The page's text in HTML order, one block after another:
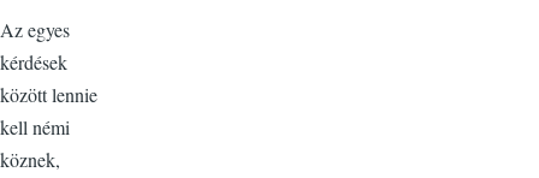
Az egyes
kérdések
között lennie
kell némi
köznek,